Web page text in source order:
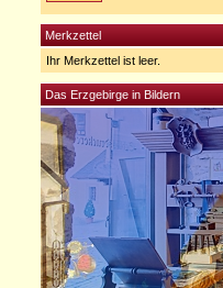
Merkzettel
Ihr Merkzettel ist leer.
Das Erzgebirge in Bildern